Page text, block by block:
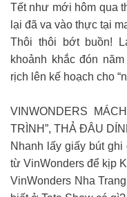
Tết như mới hôm qua
lại đã va vào thực tại
Thôi thôi bớt buồn!
khoảnh khắc đón
rịch lên kế hoạch cho
VINWONDERS
TRÌNH”, THẢ ĐÂU
Nhanh lấy giấy bút
từ VinWonders để kịp
VinWonders Nha